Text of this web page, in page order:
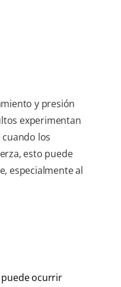
y presión
experimentan
los
esto puede
especialmente al
puede ocurrir